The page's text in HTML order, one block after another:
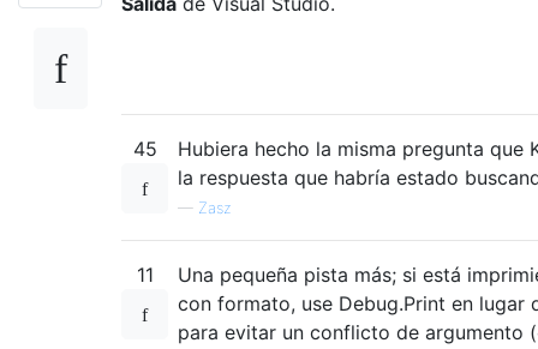
45
Hubiera hecho la misma pregunta que
la respuesta que habría estado
— Zasz
11
Una pequeña pista más; si está
con formato, use Debug.Print en lugar
para evitar un conflicto de argumento